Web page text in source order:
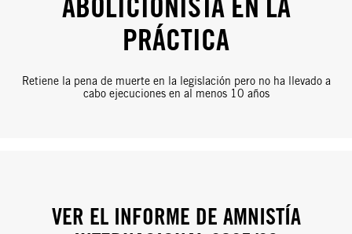
PRÁCTICA
Retiene la pena de muerte en la legislación pero no ha llevado a
cabo ejecuciones en al menos 10 años
VER EL INFORME DE AMNISTÍA